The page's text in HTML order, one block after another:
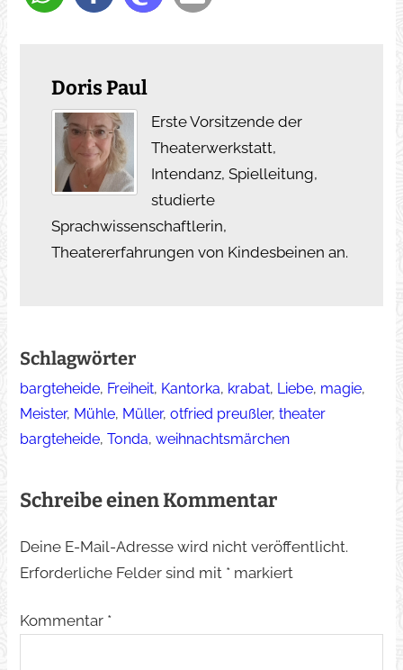
Doris Paul
Erste Vorsitzende der
Theaterwerkstatt,
Intendanz, Spielleitung,
studierte
Sprachwissenschaftlerin,
Theatererfahrungen von Kindesbeinen an.
Schlagwörter
bargteheide, Freiheit, Kantorka, krabat, Liebe, magie
Meister, Mühle, Müller, otfried preußler, theater
bargteheide, Tonda, weihnachtsmärchen
Schreibe einen Kommentar
Deine E-Mail-Adresse wird nicht veröffentlicht.
Erforderliche Felder sind mit *markiert
Kommentar *